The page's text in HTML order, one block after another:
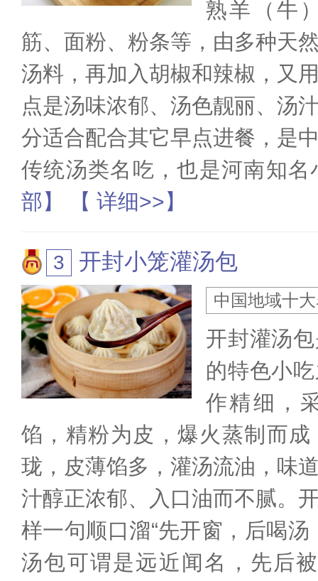
熟羊（牛
筋、面粉、粉条等，由多种天
汤料，再加入胡椒和辣椒，又
点是汤味浓郁、汤色靓丽、汤
分适合配合其它早点进餐，是
传统汤类名吃，也是河南知名
部】
【 详细>>】
开封小笼灌汤包
中国地域十
开封灌汤
的特色小
作精细，
馅，精粉为皮，爆火蒸制而
珑，皮薄馅多，灌汤流油，味
汁醇正浓郁、入口油而不腻。
样一句顺口溜“先开窗，后喝汤
汤包可谓是远近闻名，先后